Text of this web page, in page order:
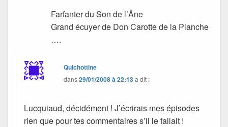
Farfanter du Son de l’Âne
Grand écuyer de Don Carotte de la Planche
….
Quichottine
dans29/01/2008 à 22:13a dit :
Lucquiaud, décidément ! J’écrirais mes épisodes
rien que pour tes commentaires s’il le fallait !